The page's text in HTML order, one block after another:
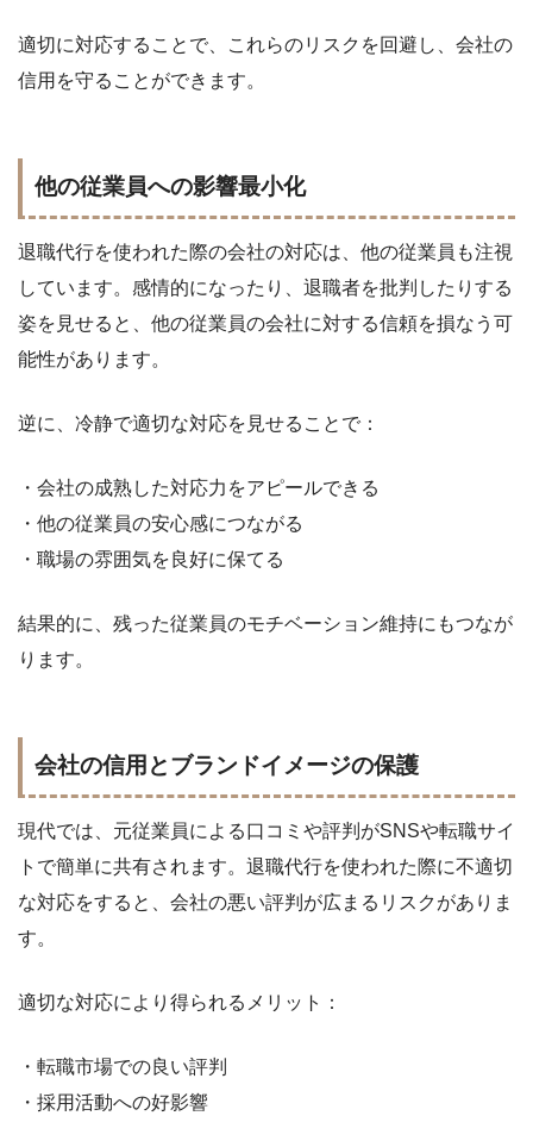
適切に対応することで、これらのリスクを回避し、会社の
信用を守ることができます。
他の従業員への影響最小化
退職代行を使われた際の会社の対応は、他の従業員も注視
しています。感情的になったり、退職者を批判したりする
姿を見せると、他の従業員の会社に対する信頼を損なう可
能性があります。
逆に、冷静で適切な対応を見せることで：
・会社の成熟した対応力をアピールできる
・他の従業員の安心感につながる
・職場の雰囲気を良好に保てる
結果的に、残った従業員のモチベーション維持にもつなが
ります。
会社の信用とブランドイメージの保護
現代では、元従業員による口コミや評判がSNSや転職サイ
トで簡単に共有されます。退職代行を使われた際に不適切
な対応をすると、会社の悪い評判が広まるリスクがありま
す。
適切な対応により得られるメリット：
・転職市場での良い評判
・採用活動への好影響